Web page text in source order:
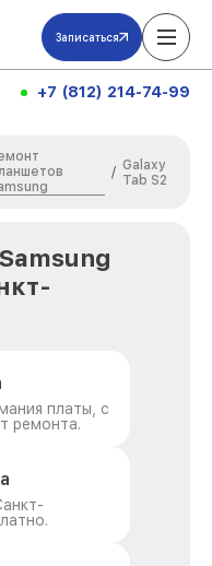
Записаться
+7 (812) 214-74-99
/ Galaxy
Tab S2
платы, с
ремонта.